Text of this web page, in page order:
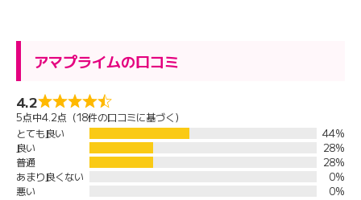
アマプライムの口コミ
4.2
5点中4.2点（18件の口コミに基づく）
とても良い
44%
良い
28%
普通
28%
あまり良くない
0%
悪い
0%